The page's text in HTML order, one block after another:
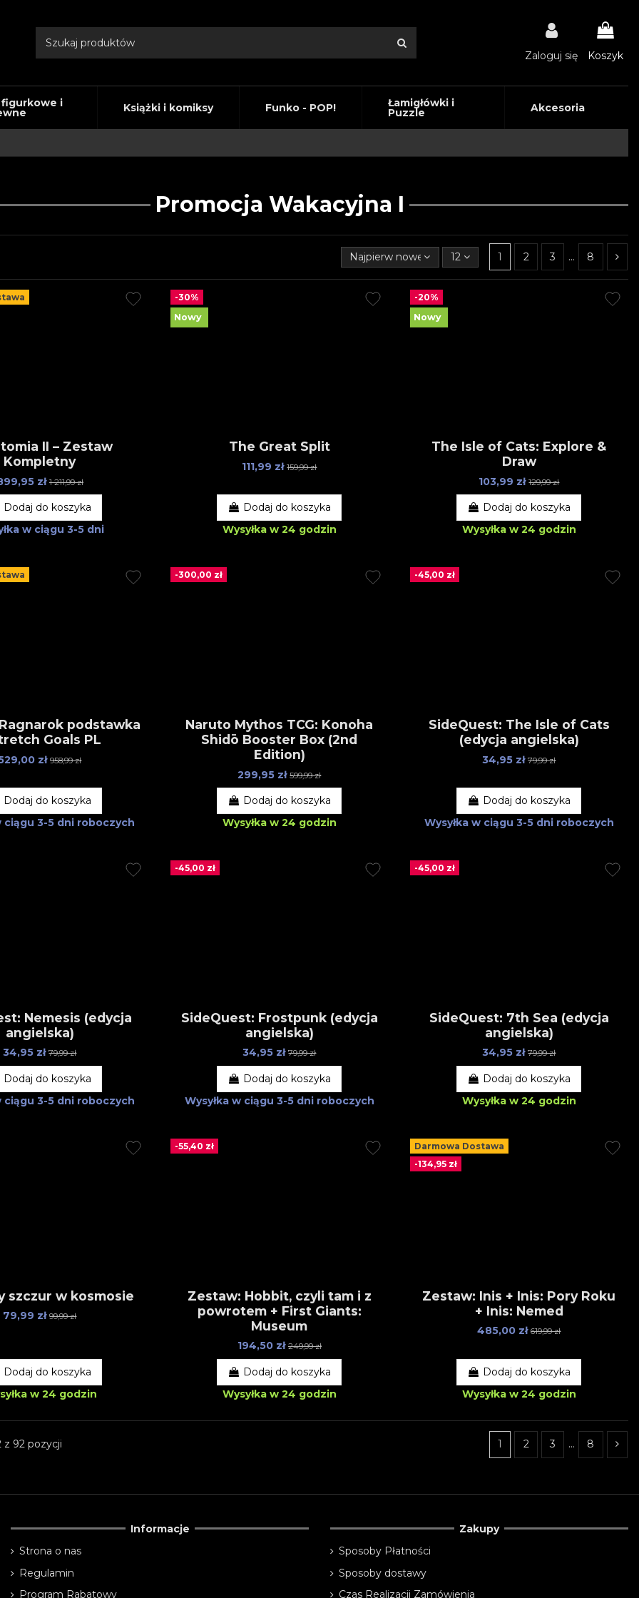
Zaloguj się Koszyk
figurkowe i Książki i komiksy Funko - POP! Łamigłówki i
Puzzle Akcesoria
Promocja Wakacyjna I
Najpierw nowe produkty
12 1 2 3 … 8
II – Zestaw
Kompletny
zł 1 211,99 zł
Dodaj do koszyka
w ciągu3-5 dni
-30%
Nowy
The Great Split
111,99 zł159,99 zł
Dodaj do koszyka
Wysyłka w 24 godzin
-20%
Nowy
The Isle of Cats: Explore &
Draw
103,99 zł129,99 zł
Dodaj do koszyka
Wysyłka w 24 godzin
podstawka
Goals PL
zł958,99 zł
Dodaj do koszyka
ciągu 3-5 dni roboczych
-300,00 zł
Naruto Mythos TCG: Konoha
Shidō Booster Box (2nd
Edition)
299,95 zł599,99 zł
Dodaj do koszyka
Wysyłka w 24 godzin
-45,00 zł
SideQuest: The Isle of Cats
(edycja angielska)
34,95 zł79,99 zł
Dodaj do koszyka
Wysyłka w ciągu 3-5 dni roboczych
Nemesis (edycja
angielska)
34,95 zł79,99 zł
Dodaj do koszyka
ciągu 3-5 dni roboczych
-45,00 zł
SideQuest: Frostpunk (edycja
angielska)
34,95 zł79,99 zł
Dodaj do koszyka
Wysyłka w ciągu 3-5 dni roboczych
-45,00 zł
SideQuest: 7th Sea (edycja
angielska)
34,95 zł79,99 zł
Dodaj do koszyka
Wysyłka w 24 godzin
szczur w kosmosie
79,99 zł99,99 zł
Dodaj do koszyka
w 24 godzin
-55,40 zł
Zestaw: Hobbit, czyli tam i z
powrotem + First Giants:
Museum
194,50 zł 249,99 zł
Dodaj do koszyka
Wysyłka w 24 godzin
Darmowa Dostawa
-134,95 zł
Zestaw: Inis + Inis: Pory Roku
+ Inis: Nemed
485,00 zł619,99 zł
Dodaj do koszyka
Wysyłka w 24 godzin
z 92 pozycji 1 2 3 … 8
Informacje
Strona o nas
Regulamin
Program Rabatowy
Zakupy
Sposoby Płatności
Sposoby dostawy
Czas Realizacji Zamówienia